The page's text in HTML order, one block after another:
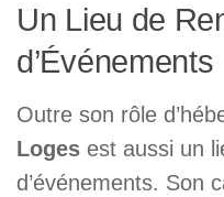
Un Lieu de
d’Événements
Outre son rôle
Loges est aussi un
d’événements. Son